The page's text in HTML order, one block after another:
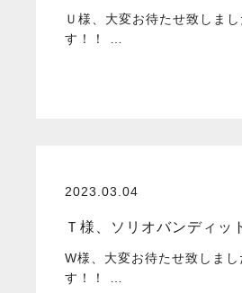
Ｕ様、大変お待たせ致しま
す！！ …
2023.03.04
Ｔ様、ソリオバンディッ
W様、大変お待たせ致しま
す！！ …